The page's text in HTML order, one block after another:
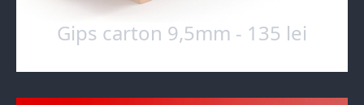
Gips carton 9,5mm - 135 lei